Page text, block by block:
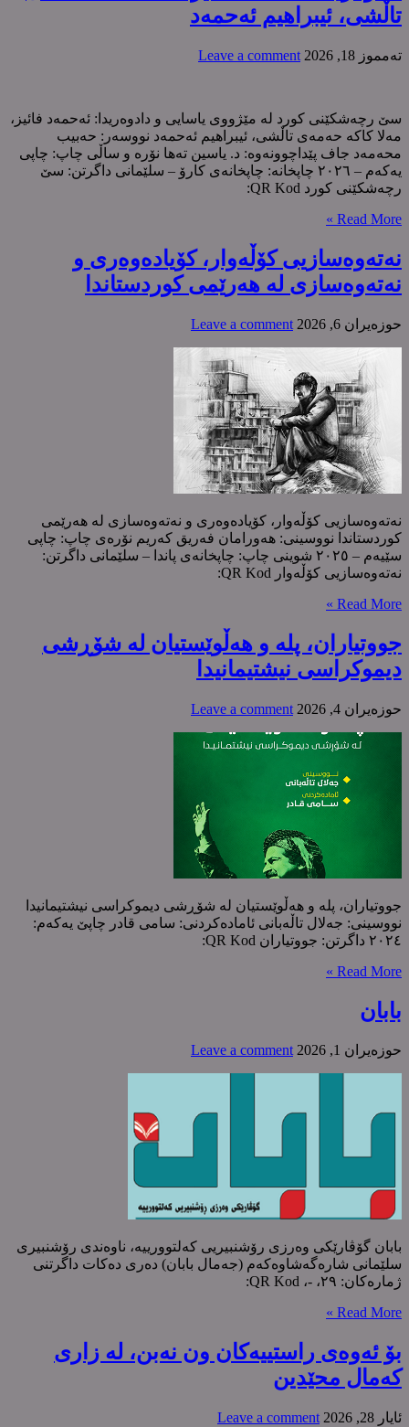
تاڵشی، ئیبراهیم ئەحمەد
ته‌مموز 18, 2026 Leave a comment
سێ رچەشکێنی کورد لە مێژووی یاسایی و دادوەریدا: ئەحمەد فائیز،
مەلا کاکە حەمەی تاڵشی، ئیبراهیم ئەحمەد نووسەر: حەبیب
محەمەد جاف پێداچوونەوە: د. یاسین تەها نۆرە و ساڵی چاپ: چاپی
یەکەم – ٢٠٢٦ چاپخانە: چاپخانەی کارۆ – سلێمانی داگرتن: سێ
رچەشکێنی کورد QR Kod:
Read More »
نەتەوەسازیی كۆڵەوار، كۆیادەوەری و
نەتەوەسازی لە هەرێمی كوردستاندا
حوزه‌یران 6, 2026 Leave a comment
نەتەوەسازیی كۆڵەوار، كۆیادەوەری و نەتەوەسازی لە هەرێمی
كوردستاندا نووسینی: هەورامان فەریق کەریم نۆرەی چاپ: چاپی
سێیەم – ٢٠٢٥ شوینی چاپ: چاپخانەی پاندا – سلێمانی داگرتن:
نەتەوەسازیی كۆڵەوار QR Kod:
Read More »
جووتیاران، پلە و هەڵوێستیان لە شۆڕشی
دیموکراسی نیشتیمانیدا
حوزه‌یران 4, 2026 Leave a comment
جووتیاران، پلە و هەڵوێستیان لە شۆڕشی دیموکراسی نیشتیمانیدا
نووسینی: جەلال تاڵەبانی ئامادەکردنی: سامی قادر چاپێ یەکەم:
٢٠٢٤ داگرتن: جووتیاران QR Kod:
Read More »
بابان
حوزه‌یران 1, 2026 Leave a comment
بابان گۆڤارێکی وەرزی رۆشنبیریی کەلتوورییە، ناوەندی رۆشنبیری
سلێمانی شارەگەشاوەکەم (جەمال بابان) دەری دەکات داگرتنی
ژمارەکان: ٢٩، -، QR Kod:
Read More »
بۆ ئەوەی راستییەکان ون نەبن، لە زاری
کەمال محێدین
ئایار 28, 2026 Leave a comment